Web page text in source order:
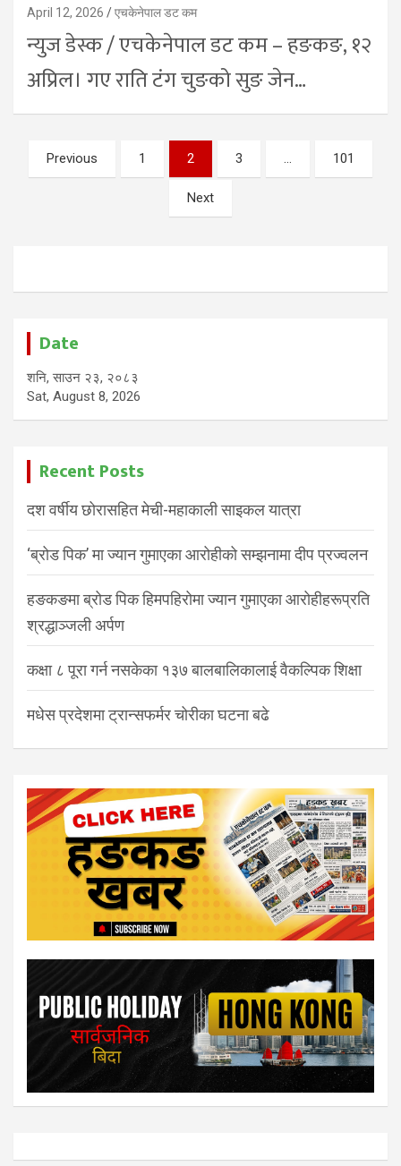
April 12, 2026 एचकेनेपाल डट कम
न्युज डेस्क / एचकेनेपाल डट कम – हङकङ, १२
अप्रिल। गए राति टंग चुङको सुङ जेन…
Posts
pagination
Previous 1 2 3 … 101
Next
Date
शनि, साउन २३, २०८३
Sat, August 8, 2026
Recent Posts
दश वर्षीय छोरासहित मेची-महाकाली साइकल यात्रा
‘ब्रोड पिक’ मा ज्यान गुमाएका आरोहीको सम्झनामा दीप प्रज्वलन
हङकङमा ब्रोड पिक हिमपहिरोमा ज्यान गुमाएका आरोहीहरूप्रति
श्रद्धाञ्जली अर्पण
कक्षा ८ पूरा गर्न नसकेका १३७ बालबालिकालाई वैकल्पिक शिक्षा
मधेस प्रदेशमा ट्रान्सफर्मर चोरीका घटना बढे